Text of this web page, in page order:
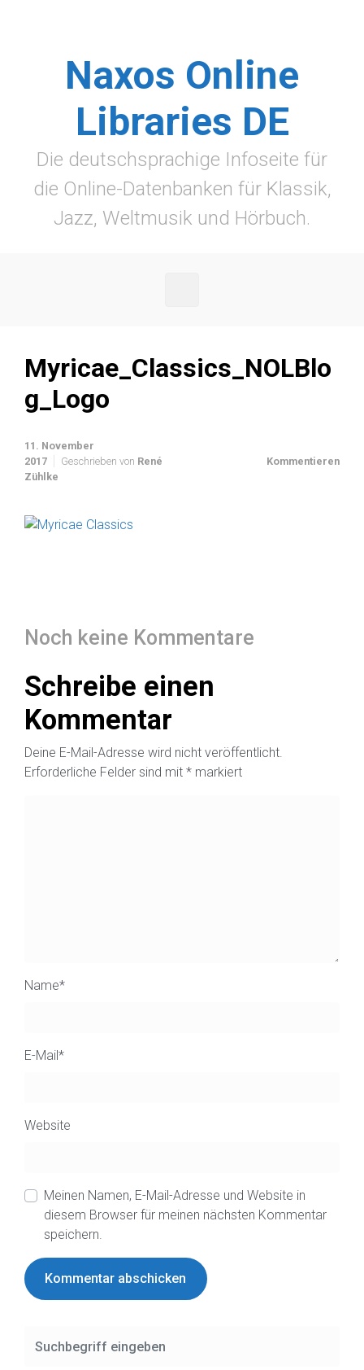
Naxos Online
Libraries DE
Die deutschsprachige Infoseite für
die Online-Datenbanken für Klassik,
Jazz, Weltmusik und Hörbuch.
Myricae_Classics_NOLBlo
g_Logo
11. November
2017
Geschrieben von René
Zühlke
Kommentieren
Noch keine Kommentare
Schreibe einen
Kommentar
Deine E-Mail-Adresse wird nicht veröffentlicht.
Erforderliche Felder sind mit * markiert
Name*
E-Mail*
Website
Meinen Namen, E-Mail-Adresse und Website in
diesem Browser für meinen nächsten Kommentar
speichern.